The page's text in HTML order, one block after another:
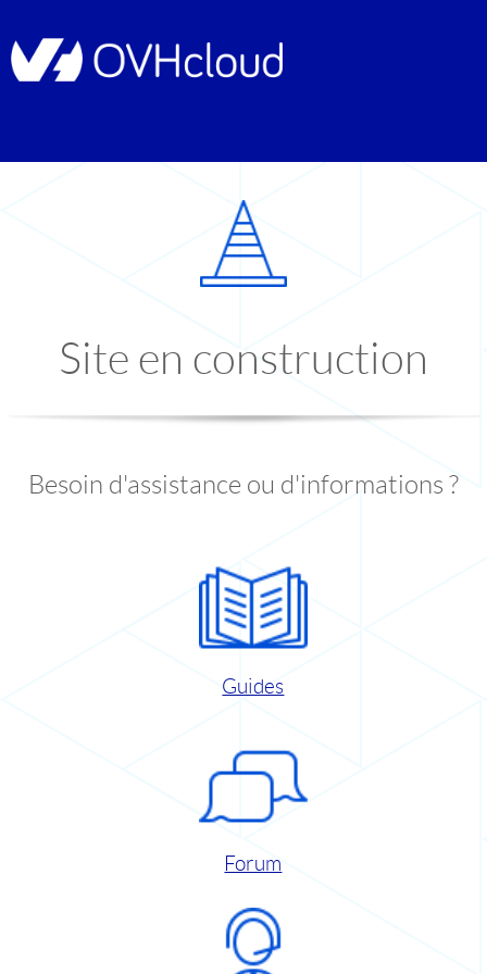
Site en construction
Besoin d'assistance ou d'informations ?
Guides
Forum